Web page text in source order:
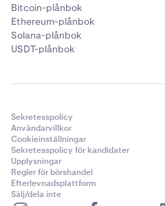
• Feedback:
upprepas och hur länge de
• Dämpning:
• Bredd:Styr
• Mix:Blandar den
originalljudet. Högre
ekande ton.
För att ta bort en effekt, klicka
papperskorgen
Bitcoin-plånbok
Ethereum-plånbok
Solana-plånbok
USDT-plånbok
Sekretesspolicy
Användarvillkor
Cookieinställningar
Sekretesspolicy för kandidater
Upplysningar
Regler för börshandel
Efterlevnadsplattform
Sälj/dela inte